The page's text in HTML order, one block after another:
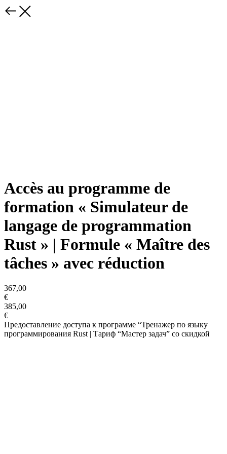
Accès au programme de
formation « Simulateur de
langage de programmation
Rust » | Formule « Maître des
tâches » avec réduction
367,00
€
385,00
€
Предоставление доступа к программе “Тренажер по языку
программирования Rust | Тариф “Мастер задач” со скидкой